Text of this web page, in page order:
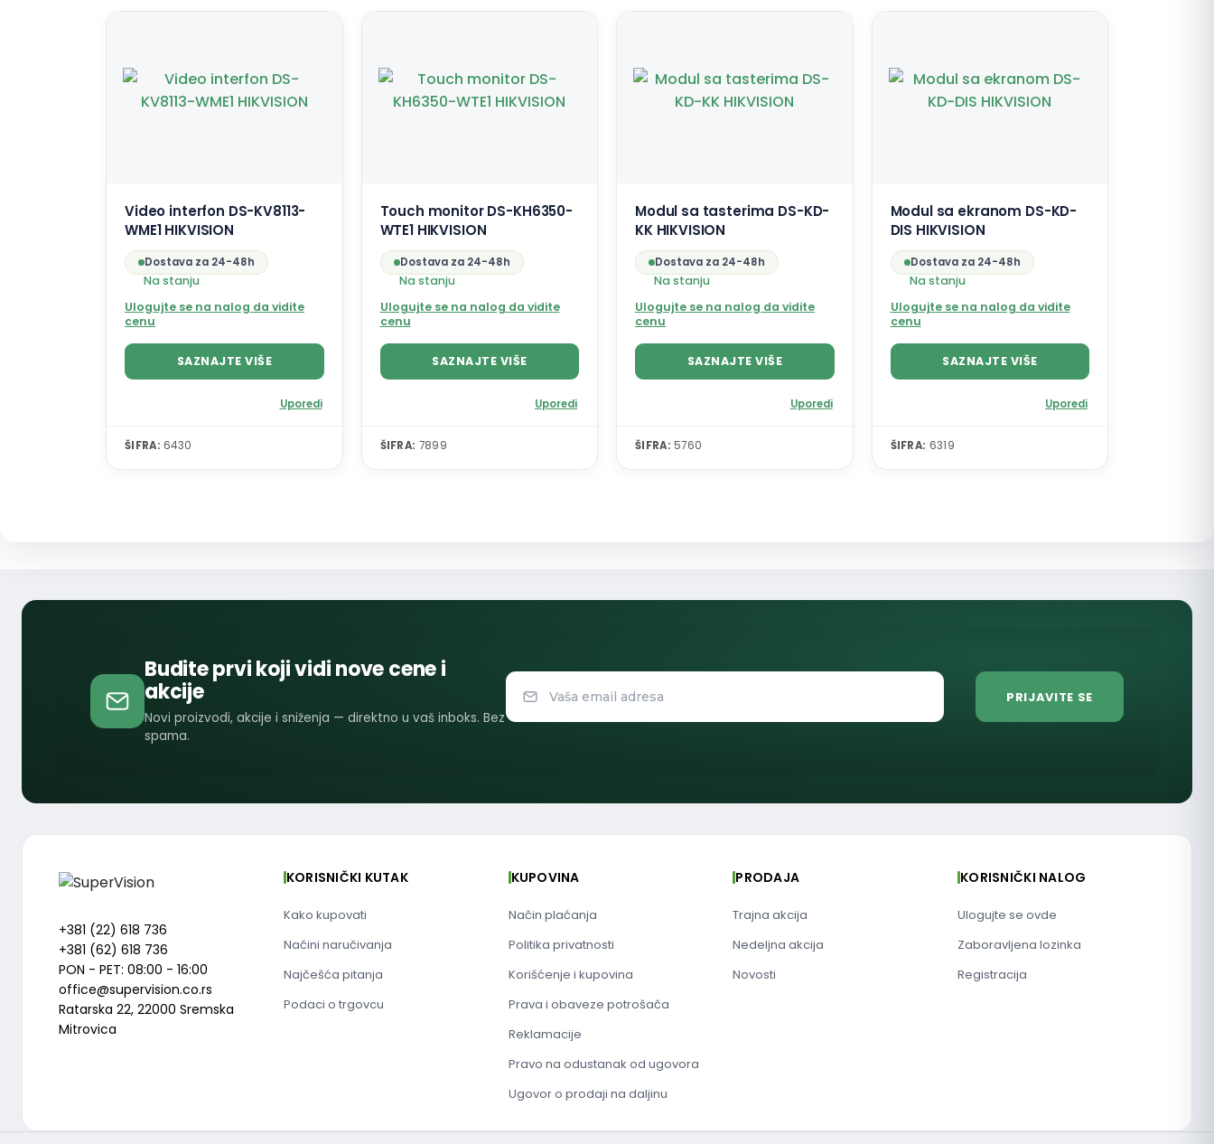
Video interfon DS-KV8113-
WME1 HIKVISION
Dostava za 24-48h
Na stanju
Ulogujte se na nalog da vidite
cenu
SAZNAJTE VIŠE
Uporedi
ŠIFRA: 6430
Touch monitor DS-KH6350-
WTE1 HIKVISION
Dostava za 24-48h
Na stanju
Ulogujte se na nalog da vidite
cenu
SAZNAJTE VIŠE
Uporedi
ŠIFRA: 7899
Modul sa tasterima DS-KD-
KK HIKVISION
Dostava za 24-48h
Na stanju
Ulogujte se na nalog da vidite
cenu
SAZNAJTE VIŠE
Uporedi
ŠIFRA: 5760
Modul sa ekranom DS-KD-
DIS HIKVISION
Dostava za 24-48h
Na stanju
Ulogujte se na nalog da vidite
cenu
SAZNAJTE VIŠE
Uporedi
ŠIFRA: 6319
Budite prvi koji vidi nove cene i
akcije
Novi proizvodi, akcije i sniženja — direktno u vaš inboks. Bez
spama.
+381 (22) 618 736
+381 (62) 618 736
PON - PET: 08:00 - 16:00
office@supervision.co.rs
Ratarska 22, 22000 Sremska
Mitrovica
KORISNIČKI KUTAK
Kako kupovati
Načini naručivanja
Najčešća pitanja
Podaci o trgovcu
KUPOVINA
Način plaćanja
Politika privatnosti
Korišćenje i kupovina
Prava i obaveze potrošača
Reklamacije
Pravo na odustanak od ugovora
Ugovor o prodaji na daljinu
PRODAJA
Trajna akcija
Nedeljna akcija
Novosti
KORISNIČKI NALOG
Ulogujte se ovde
Zaboravljena lozinka
Registracija